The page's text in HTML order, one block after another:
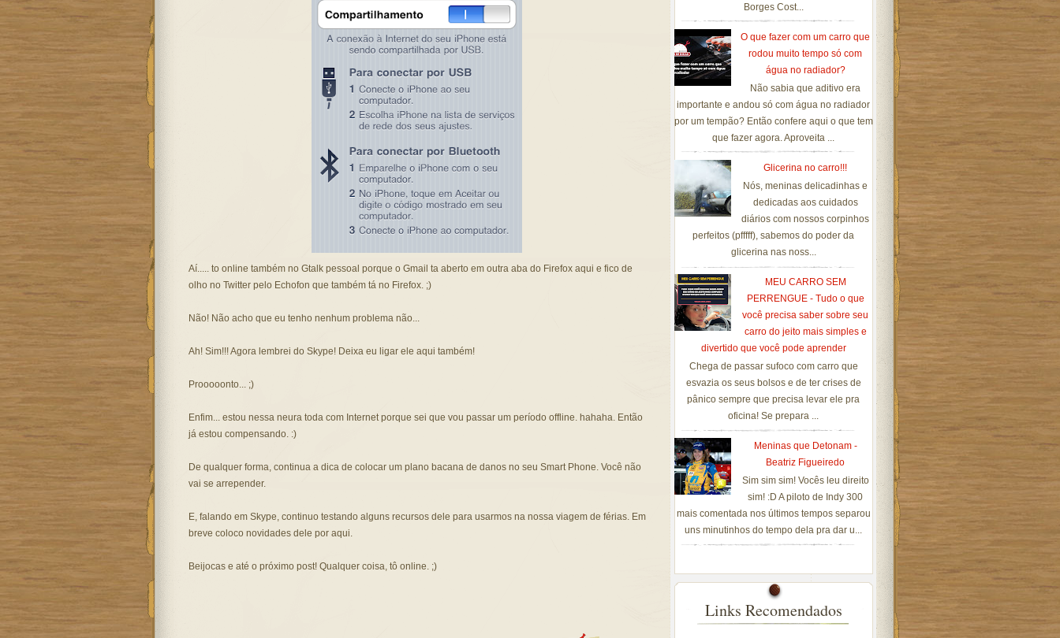
Aí..... to online também no Gtalk pessoal porque o Gmail ta aberto em outra aba do Firefox aqui e fico de
olho no Twitter pelo Echofon que também tá no Firefox. ;)
Não! Não acho que eu tenho nenhum problema não...
Ah! Sim!!! Agora lembrei do Skype! Deixa eu ligar ele aqui também!
Prooooonto... ;)
Enfim... estou nessa neura toda com Internet porque sei que vou passar um período offline. hahaha. Então
já estou compensando. :)
De qualquer forma, continua a dica de colocar um plano bacana de danos no seu Smart Phone. Você não
vai se arrepender.
E, falando em Skype, continuo testando alguns recursos dele para usarmos na nossa viagem de férias. Em
breve coloco novidades dele por aqui.
Beijocas e até o próximo post! Qualquer coisa, tô online. ;)
Borges Cost...
O que fazer com um carro que
rodou muito tempo só com
água no radiador?
Não sabia que aditivo era
importante e andou só com água no radiador
por um tempão? Então confere aqui o que tem
que fazer agora. Aproveita ...
Glicerina no carro!!!
Nós, meninas delicadinhas e
dedicadas aos cuidados
diários com nossos corpinhos
perfeitos (pfffff), sabemos do poder da
glicerina nas noss...
MEU CARRO SEM
PERRENGUE - Tudo o que
você precisa saber sobre seu
carro do jeito mais simples e
divertido que você pode aprender
Chega de passar sufoco com carro que
esvazia os seus bolsos e de ter crises de
pânico sempre que precisa levar ele pra
oficina! Se prepara ...
Meninas que Detonam -
Beatriz Figueiredo
Sim sim sim! Vocês leu direito
sim! :D A piloto de Indy 300
mais comentada nos últimos tempos separou
uns minutinhos do tempo dela pra dar u...
Links Recomendados